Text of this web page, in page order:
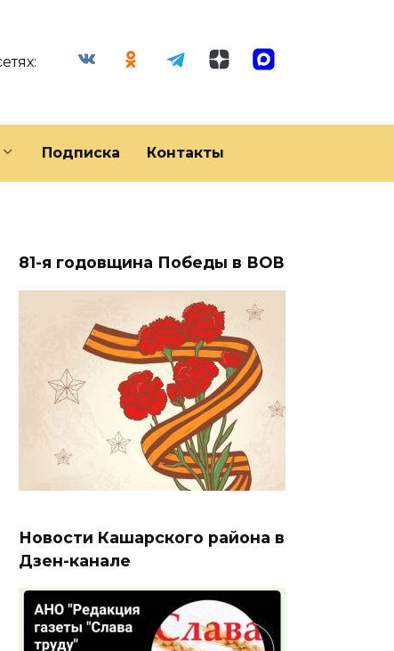
Подписка Контакты
81-я годовщина Победы в ВОВ
Новости Кашарского района в
Дзен-канале